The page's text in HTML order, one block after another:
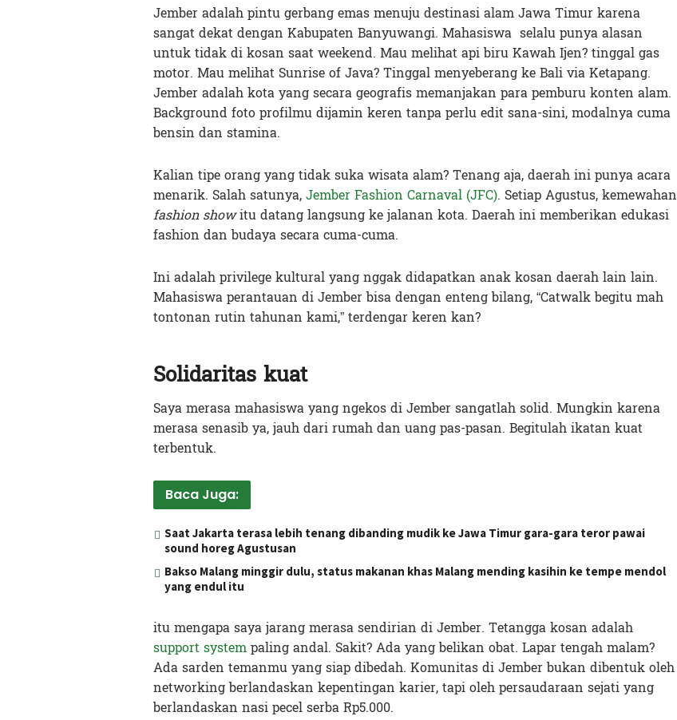
Jember adalah pintu gerbang emas menuju destinasi alam Jawa Timur karena
sangat dekat dengan Kabupaten Banyuwangi. Mahasiswa selalu punya alasan
untuk tidak di kosan saat weekend. Mau melihat api biru Kawah Ijen? tinggal gas
motor. Mau melihat Sunrise of Java? Tinggal menyeberang ke Bali via Ketapang.
Jember adalah kota yang secara geografis memanjakan para pemburu konten alam.
Background foto profilmu dijamin keren tanpa perlu edit sana-sini, modalnya cuma
bensin dan stamina.
Kalian tipe orang yang tidak suka wisata alam? Tenang aja, daerah ini punya acara
menarik. Salah satunya,Jember Fashion Carnaval (JFC). Setiap Agustus, kemewahan
fashion showitu datang langsung ke jalanan kota. Daerah ini memberikan edukasi
fashion dan budaya secara cuma-cuma.
Ini adalah privilege kultural yang nggak didapatkan anak kosan daerah lain lain.
Mahasiswa perantauan di Jember bisa dengan enteng bilang, “Catwalk begitu mah
tontonan rutin tahunan kami,” terdengar keren kan?
Solidaritas kuat
Saya merasa mahasiswa yang ngekos di Jember sangatlah solid. Mungkin karena
merasa senasib ya, jauh dari rumah dan uang pas-pasan. Begitulah ikatan kuat
terbentuk.
Baca Juga:
Saat Jakarta terasa lebih tenang dibanding mudik ke Jawa Timur gara-gara teror pawai
sound horeg Agustusan
Bakso Malang minggir dulu, status makanan khas Malang mending kasihin ke tempe mendol
yang endul itu
itu mengapa saya jarang merasa sendirian di Jember. Tetangga kosan adalah
support systempaling andal. Sakit? Ada yang belikan obat. Lapar tengah malam?
Ada sarden temanmu yang siap dibedah. Komunitas di Jember bukan dibentuk oleh
networking berlandaskan kepentingan karier, tapi oleh persaudaraan sejati yang
berlandaskan nasi pecel serba Rp5.000.